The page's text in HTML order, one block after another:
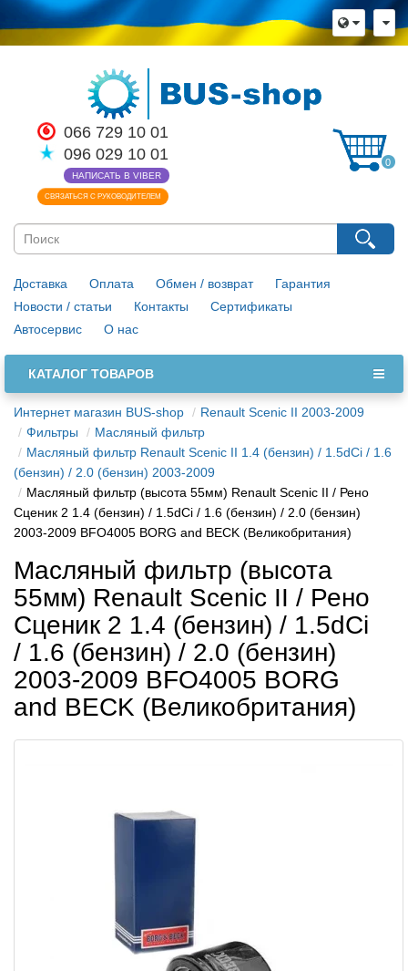
066 729 10 01
096 029 10 01
НАПИСАТЬ В VIBER
СВЯЗАТЬСЯ С РУКОВОДИТЕЛЕМ
0
Доставка Оплата Обмен / возврат
Гарантия
Новости / статьи
Контакты
Сертификаты
Автосервис
О нас
КАТАЛОГ ТОВАРОВ
Интернет магазин BUS-shop
Renault Scenic II 2003-2009
Фильтры
Масляный фильтр
Масляный фильтр Renault Scenic II 1.4 (бензин) / 1.5dCi / 1.6
(бензин) / 2.0 (бензин) 2003-2009
Масляный фильтр (высота 55мм) Renault Scenic II / Рено
Сценик 2 1.4 (бензин) / 1.5dCi / 1.6 (бензин) / 2.0 (бензин)
2003-2009 BFO4005 BORG and BECK (Великобритания)
Масляный фильтр (высота
55мм) Renault Scenic II / Рено
Сценик 2 1.4 (бензин) / 1.5dCi
/ 1.6 (бензин) / 2.0 (бензин)
2003-2009 BFO4005 BORG
and BECK (Великобритания)